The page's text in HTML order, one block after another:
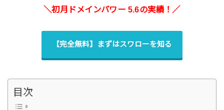
＼初月ドメインパワー 5.6の実績！／
【完全無料】まずはスワローを知る
目次